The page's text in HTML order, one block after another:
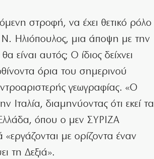
στροφή, να έχει θετικό ρόλο
Ν. Ηλιόπουλος, μια άποψη με την
αυτός; Ο ίδιος δείχνει
όρια του σημερινού
γεωγραφίας. «Ο
Ιταλία, διαμηνύοντας ότι εκεί τα
όπου ο μεν ΣΥΡΙΖΑ
με ορίζοντα έναν
τη Δεξιά».